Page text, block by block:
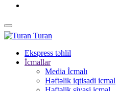
Turan
Ekspress təhlil
İcmallar
Media İcmalı
Həftəlik iqtisadi icmal